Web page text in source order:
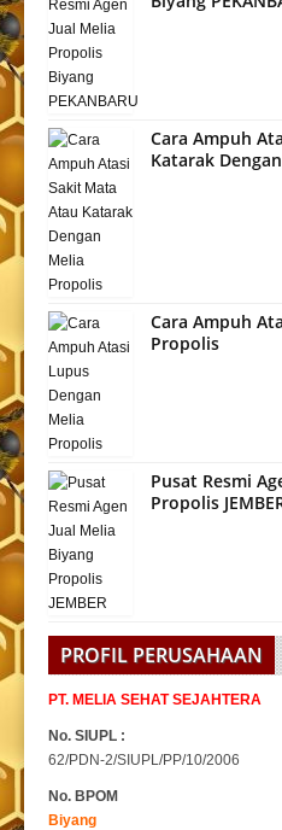
Cara Ampuh
Katarak
Cara Ampuh
Propolis
Pusat Resmi
Propolis
PROFIL PERUSAHAAN
PT. MELIA SEHAT SEJAHTERA
No. SIUPL :
62/PDN-2/SIUPL/PP/10/2006
No. BPOM
Biyang